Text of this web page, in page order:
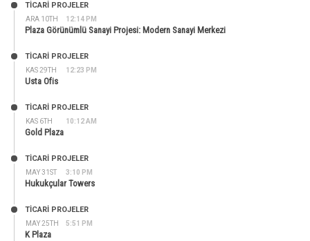
ARA 10TH 12:14 PM
TİCARİ PROJELER
Plaza Görünümlü Sanayi Projesi: Modern Sanayi Merkezi
KAS 29TH 12:23 PM
TİCARİ PROJELER
Usta Ofis
KAS 6TH 10:12 AM
TİCARİ PROJELER
Gold Plaza
MAY 31ST 3:10 PM
TİCARİ PROJELER
Hukukçular Towers
MAY 25TH 5:51 PM
TİCARİ PROJELER
K Plaza